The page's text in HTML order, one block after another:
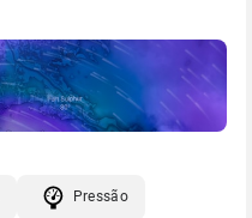
Pressão